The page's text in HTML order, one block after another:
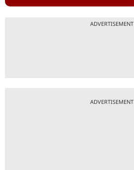
ADVERTISEMENT
ADVERTISEMENT